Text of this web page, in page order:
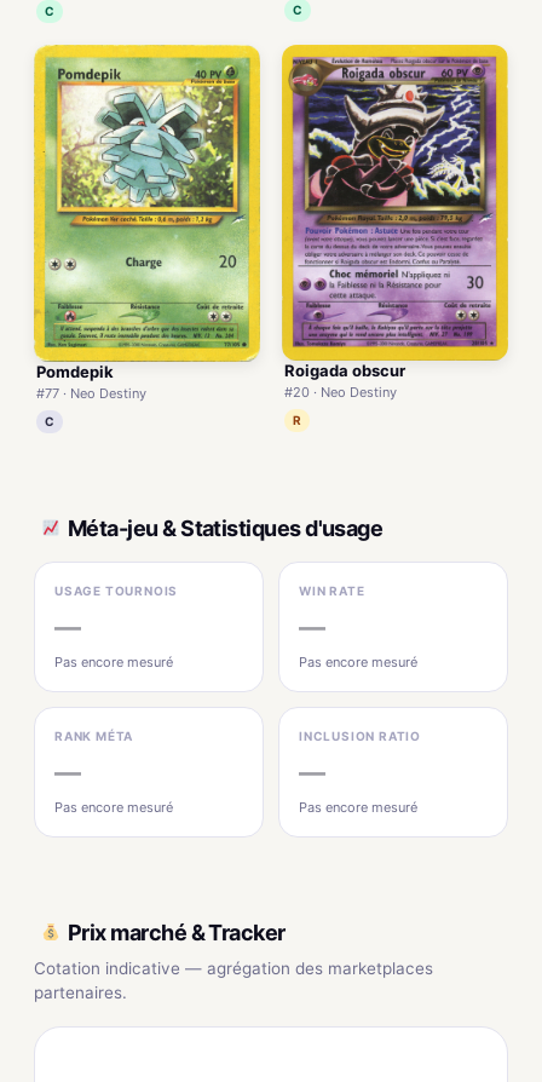
C C
Pomdepik
#77 · Neo Destiny
C
Roigada obscur
#20 · Neo Destiny
R
Méta-jeu & Statistiques d'usage
USAGE TOURNOIS
—
Pas encore mesuré
WIN RATE
—
Pas encore mesuré
RANK MÉTA
—
Pas encore mesuré
INCLUSION RATIO
—
Pas encore mesuré
Prix marché & Tracker
Cotation indicative — agrégation des marketplaces
partenaires.